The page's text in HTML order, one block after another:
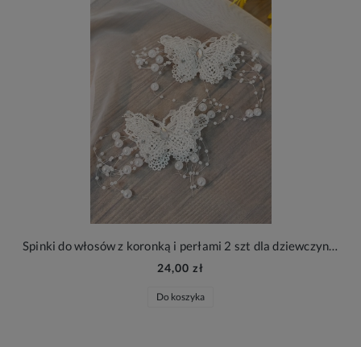
Spinki do włosów z koronką i perłami 2 szt dla dziewczynki
24,00 zł
Do koszyka